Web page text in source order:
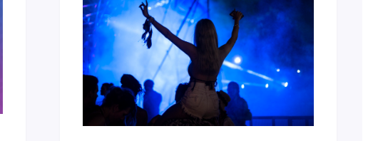
compatibilità sia con il blocco di
pagamento WooCommerce sia
con le procedure di pagamento
classiche. Ora che questi
elementi fondamentali sono stati
implementati, abbiamo
concentrato la nostra attenzione
sulle funzionalità più richieste